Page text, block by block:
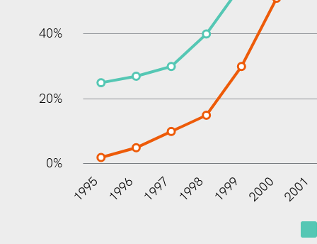
40%
20%
0%
1995 1996 1997 1998 1999 2000 2001